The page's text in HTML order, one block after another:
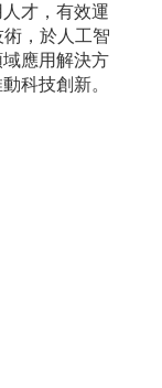
才，有效運
術，於人工智
應用解決方
科技創新。